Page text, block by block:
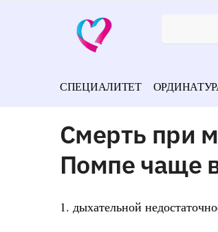
СПЕЦИАЛИТЕТ
Смерть при
Помпе чаще
1. дыхательной